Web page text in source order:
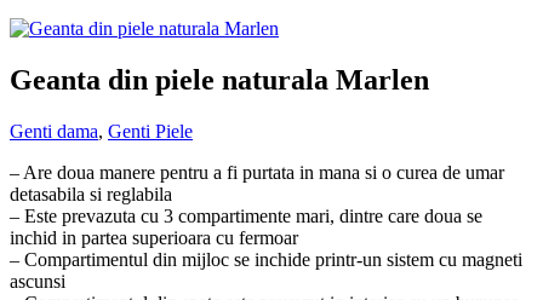
Geanta din piele naturala Marlen
Genti dama, Genti Piele
– Are doua manere pentru a fi purtata in mana si o curea de umar
detasabila si reglabila
– Este prevazuta cu 3 compartimente mari, dintre care doua se
inchid in partea superioara cu fermoar
– Compartimentul din mijloc se inchide printr-un sistem cu magneti
ascunsi